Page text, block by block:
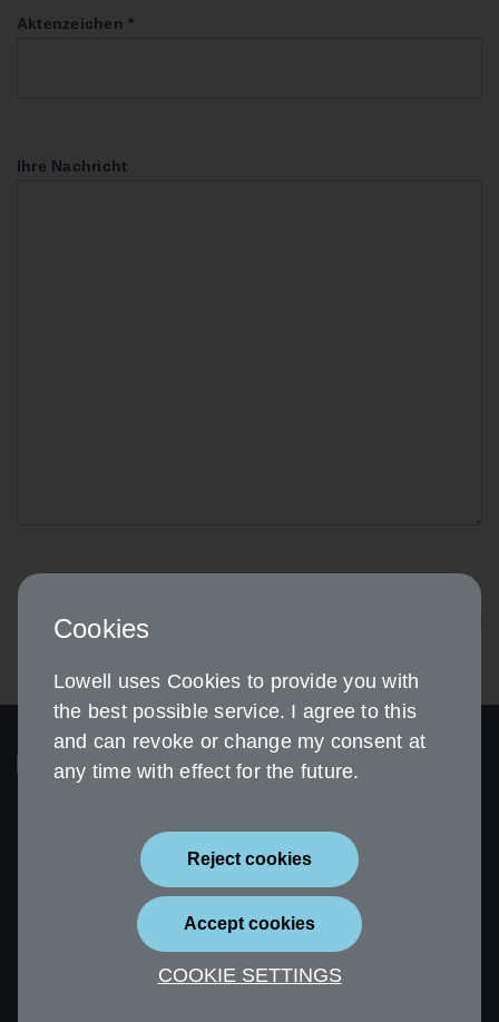
Aktenzeichen *
Ihre Nachricht
Impressum
Erklärung zur
Cookies
Lowell uses Cookies to provide you with
the best possible service. I agree to this
and can revoke or change my consent at
any time with effect for the future.
Reject cookies
Accept cookies
COOKIE SETTINGS